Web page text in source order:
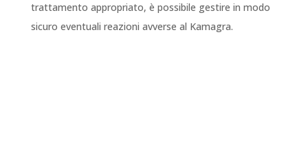
trattamento appropriato, è possibile gestire in modo
sicuro eventuali reazioni avverse al Kamagra.